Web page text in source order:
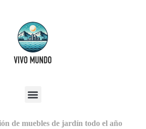
de muebles de jardín todo el año